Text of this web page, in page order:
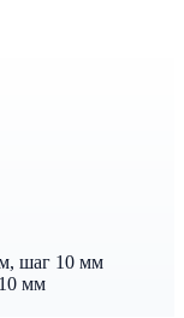
шаг 10 мм
мм